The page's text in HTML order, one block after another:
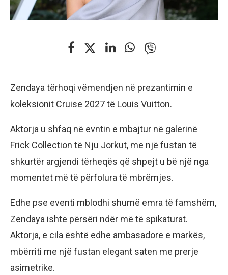
Zendaya tërhoqi vëmendjen në prezantimin e
koleksionit Cruise 2027 të Louis Vuitton.
Aktorja u shfaq në evntin e mbajtur në galerinë
Frick Collection të Nju Jorkut, me një fustan të
shkurtër argjendi tërheqës që shpejt u bë një nga
momentet më të përfolura të mbrëmjes.
Edhe pse eventi mblodhi shumë emra të famshëm,
Zendaya ishte përsëri ndër më të spikaturat.
Aktorja, e cila është edhe ambasadore e markës,
mbërriti me një fustan elegant saten me prerje
asimetrike.